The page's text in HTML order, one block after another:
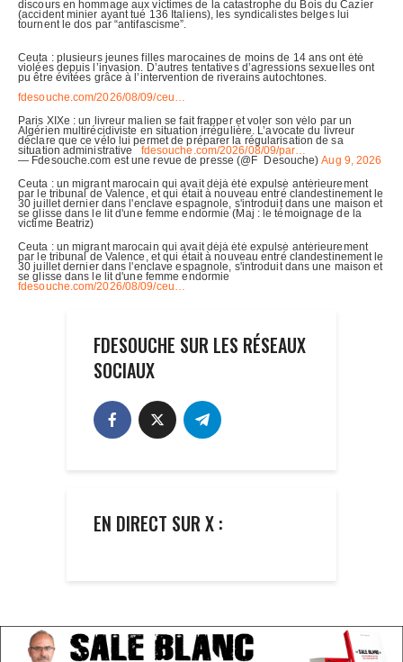
FDESOUCHE SUR LES RÉSEAUX
SOCIAUX
EN DIRECT SUR X :